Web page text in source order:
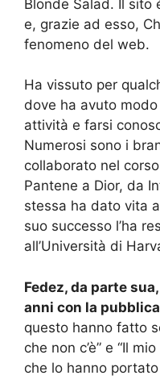
Blonde Salad. Il sito
e, grazie ad esso,
fenomeno del web.
Ha vissuto per
dove ha avuto
attività e farsi
Numerosi sono i
collaborato nel
Pantene a Dior, da
stessa ha dato vita
suo successo l’ha
all’Università di
Fedez, da parte
anni con la
questo hanno fatto
che non c’è” e “Il
che lo hanno